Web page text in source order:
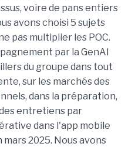
voire de pans entiers
avons choisi 5 sujets
pas multiplier les POC.
par la GenAI
du groupe dans tout
sur les marchés des
dans la préparation,
entretiens par
dans l'app mobile
2025. Nous avons